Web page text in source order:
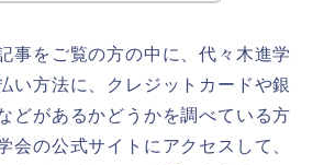
事をご覧の方の中に、代々木進学
い方法に、クレジットカードや銀
どがあるかどうかを調べている方
会の公式サイトにアクセスして、